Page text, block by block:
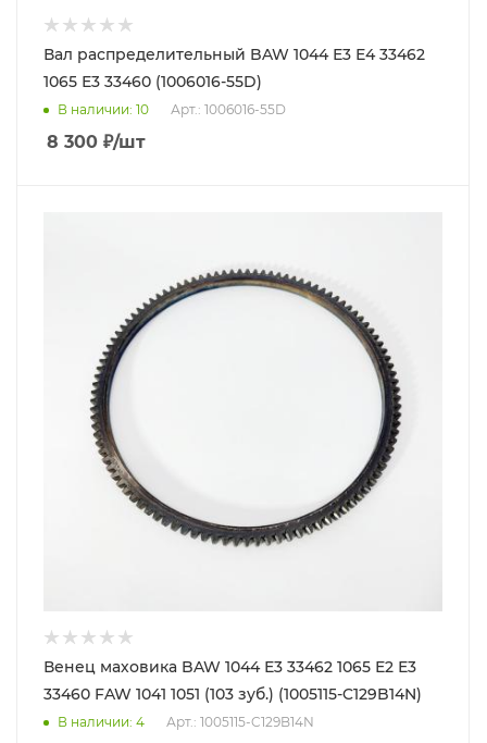
Вал распределительный BAW 1044 Е3 Е4 33462
1065 Е3 33460 (1006016-55D)
В наличии: 10 Арт.: 1006016-55D
8 300 ₽/шт
Венец маховика BAW 1044 Е3 33462 1065 Е2 Е3
33460 FAW 1041 1051 (103 зуб.) (1005115-C129B14N)
В наличии: 4 Арт.: 1005115-C129B14N